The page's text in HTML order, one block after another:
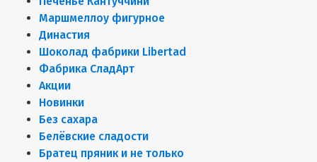
Маршмеллоу фигурное
Династия
Шоколад фабрики Libertad
Фабрика СладАрт
Акции
Новинки
Без сахара
Белёвские сладости
Братец пряник и не только